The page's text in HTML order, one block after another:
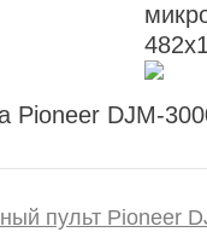
Pioneer DJM-
пульт Pioneer